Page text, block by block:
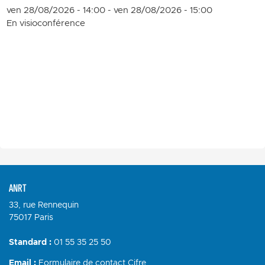
ven 28/08/2026 - 14:00- ven 28/08/2026 - 15:00
En visioconférence
ANRT
33, rue Rennequin
75017 Paris
Standard : 01 55 35 25 50
Email : Formulaire de contact Cifre